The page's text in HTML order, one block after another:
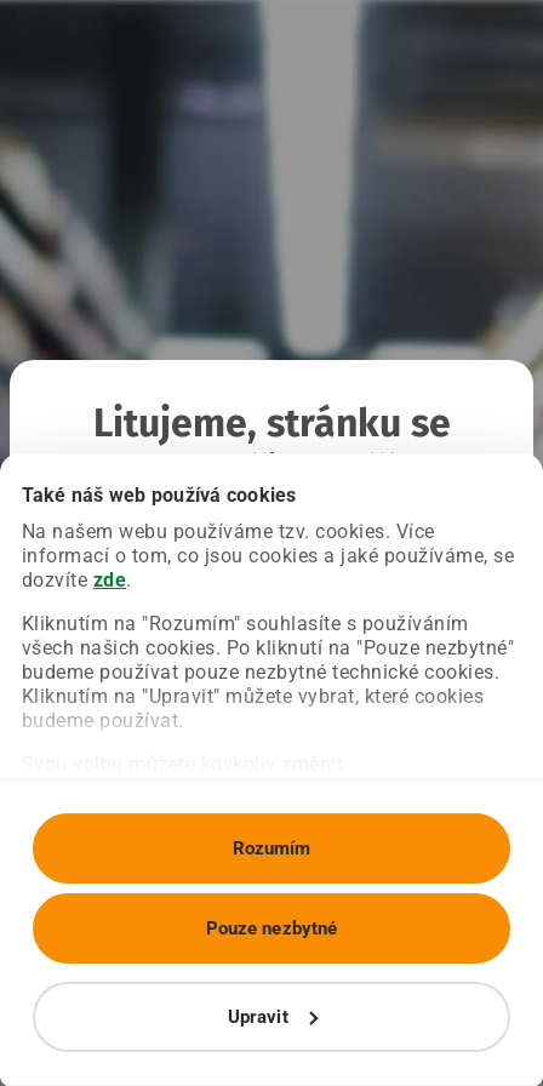
Také náš web používá cookies
Na našem webu používáme tzv. cookies. Více
informací o tom, co jsou cookies a jaké používáme, se
dozvíte zde.
Kliknutím na "Rozumím" souhlasíte s používáním
všech našich cookies. Po kliknutí na "Pouze nezbytné"
budeme používat pouze nezbytné technické cookies.
Kliknutím na "Upravit" můžete vybrat, které cookies
budeme používat.
Rozumím
Upravit
Pouze nezbytné
Litujeme, stránku se
Chyba nastala na naší straně a už ji opravujeme.
Zkuste prosím znovu načíst požadovanou stránku.
Obnovit stránku Úvodní strana